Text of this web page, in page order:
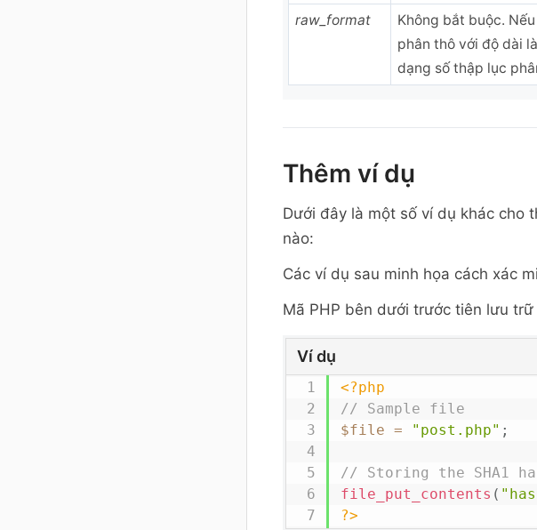
raw_format
Không bắt buộc.
phân thô với độ dài
dạng số thập lục
Thêm ví dụ
Dưới đây là một số ví dụ khác cho
nào:
Các ví dụ sau minh họa cách xác
Mã PHP bên dưới trước tiên lưu
Ví dụ
<?php
// Sample file
$file = "post.php" ;
// Storing the SHA1
file_put_contents (
?>